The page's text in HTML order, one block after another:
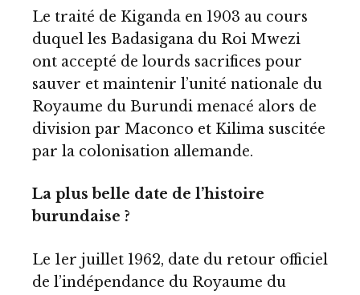
Le traité de Kiganda en 1903 au cours
duquel les Badasigana du Roi Mwezi
ont accepté de lourds sacrifices pour
sauver et maintenir l’unité nationale du
Royaume du Burundi menacé alors de
division par Maconco et Kilima suscitée
par la colonisation allemande.
La plus belle date de l’histoire
burundaise ?
Le 1er juillet 1962, date du retour officiel
de l’indépendance du Royaume du